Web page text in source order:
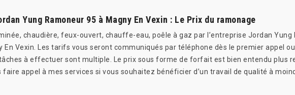
Yung Ramoneur 95 à Magny En Vexin : Le Prix du ramonage
chaudière, feux-ouvert, chauffe-eau, poêle à gaz par l’entreprise Jordan
Vexin. Les tarifs vous seront communiqués par téléphone dès le premier appel
à effectuer sont multiple. Le prix sous forme de forfait est bien entendu plus
appel à mes services si vous souhaitez bénéficier d’un travail de qualité à